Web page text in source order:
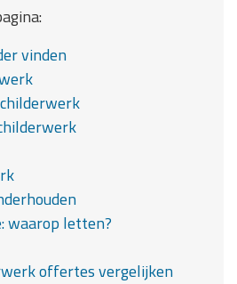
vinden
waarop letten?
offertes vergelijken